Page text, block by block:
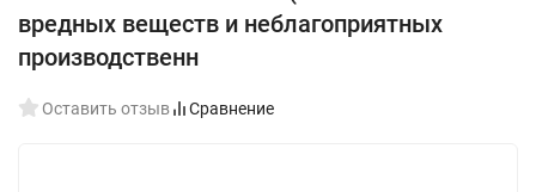
вредных веществ и неблагоприятных
производственн
Оставить отзыв Сравнение